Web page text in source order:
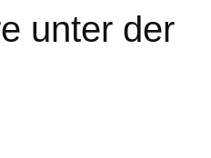
unter der